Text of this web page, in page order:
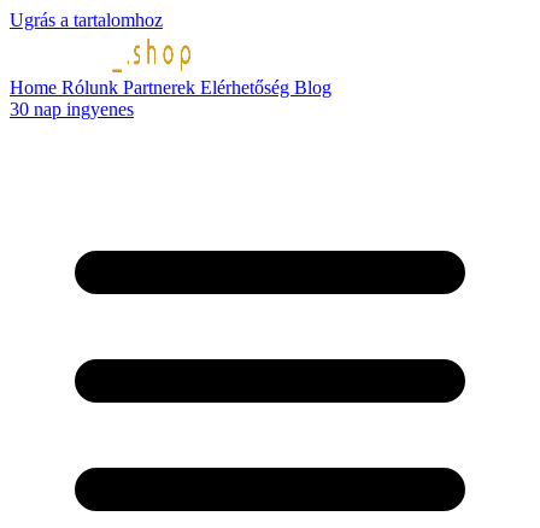
Ugrás a tartalomhoz
Home Rólunk Partnerek Elérhetőség Blog
30 nap ingyenes